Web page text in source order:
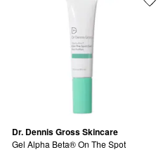
Dr. Dennis Gross Skincare
Gel Alpha Beta® On The Spot